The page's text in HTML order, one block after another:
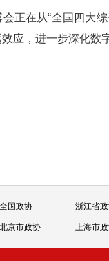
正在从“全国四大
应，进一步深化数
全国政协 浙江省
北京市政协 上海市